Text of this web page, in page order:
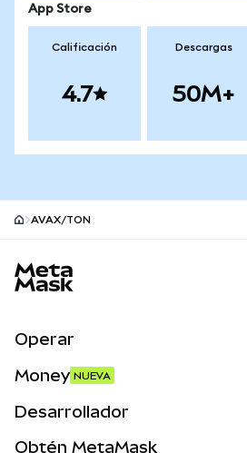
App Store
Calificación
4.7
Descargas
50M+
AVAX/TON
Operar
Money NUEVA
Desarrollador
Obtén MetaMask